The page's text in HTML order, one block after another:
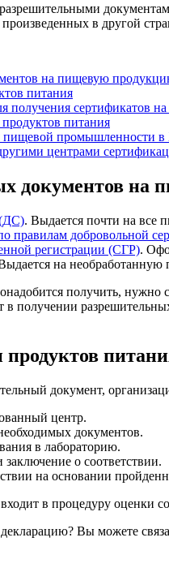
в другой
на пищевую
питания
получения сертификатов
питания
пищевой промышленности в
центрами
документов на
(ДС). Выдается почти на все
правилам добровольной
регистрации (СГР).
на
получить,
в получении
документ,
центр.
документов.
в лабораторию.
о соответствии.
на основании
в процедуру оценки
Вы можете